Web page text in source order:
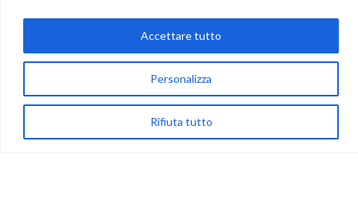
Personalizza
Rifiuta tutto
Accettare tutto
via Acqua delle Noci 12
83024 Monteforte Irpino (AV)
(+39) 081-7777233